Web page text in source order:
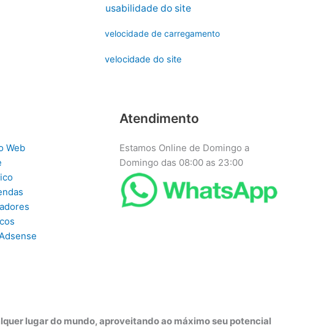
usabilidade do site
velocidade de carregamento
velocidade do site
Web
Atendimento
Estamos Online de Domingo a
Domingo das 08:00 as 23:00
lugar do mundo, aproveitando ao máximo seu potencial